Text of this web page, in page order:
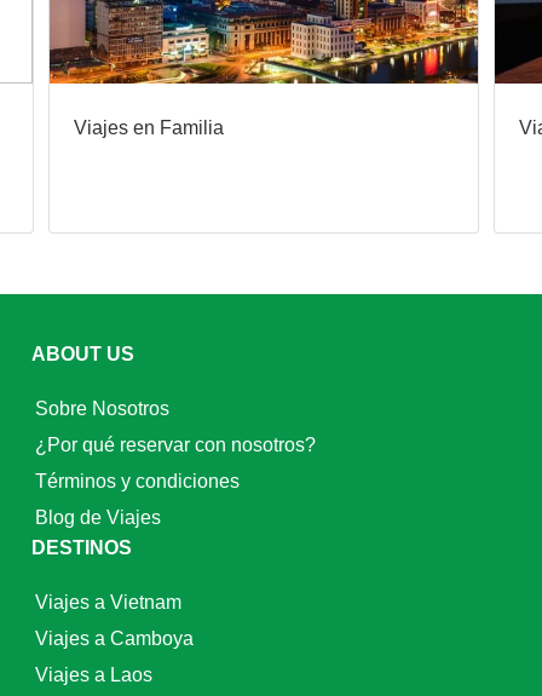
Viajes en Familia
ABOUT US
Sobre Nosotros
¿Por qué reservar con nosotros?
Términos y condiciones
Blog de Viajes
DESTINOS
Viajes a Vietnam
Viajes a Camboya
Viajes a Laos